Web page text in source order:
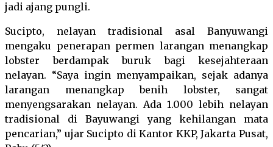
jadi ajang pungli.
Sucipto, nelayan tradisional asal Banyuwangi
mengaku penerapan permen larangan menangkap
lobster berdampak buruk bagi kesejahteraan
nelayan. “Saya ingin menyampaikan, sejak adanya
larangan menangkap benih lobster, sangat
menyengsarakan nelayan. Ada 1.000 lebih nelayan
tradisional di Bayuwangi yang kehilangan mata
pencarian,” ujar Sucipto di Kantor KKP, Jakarta Pusat,